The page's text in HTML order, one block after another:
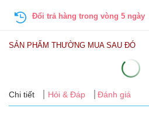
dùng
nhà
Đổi trả hàng trong vòng 5 ngày
SẢN PHẨM THƯỜNG MUA SAU ĐÓ
Chi tiết Hỏi & Đáp Đánh giá